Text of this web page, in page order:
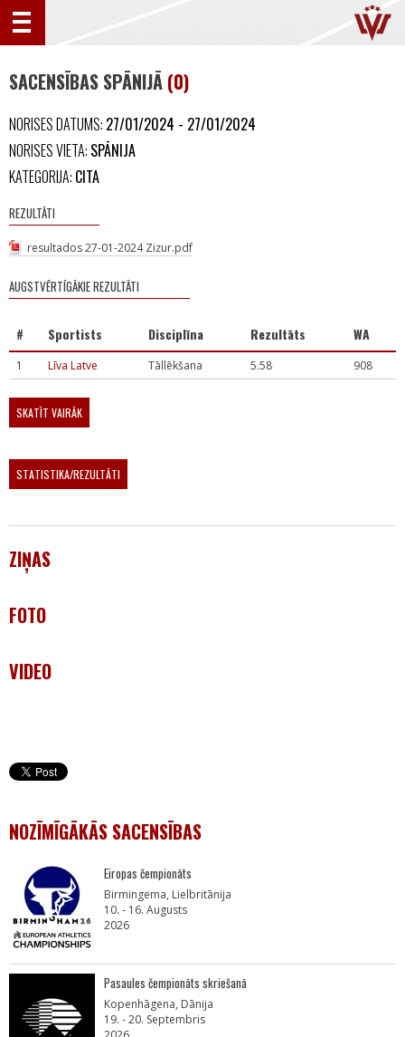
SACENSĪBAS SPĀNIJĀ (0)
NORISES DATUMS: 27/01/2024 - 27/01/2024
NORISES VIETA: SPĀNIJA
KATEGORIJA: CITA
REZULTĀTI
resultados 27-01-2024 Zizur.pdf
AUGSTVĒRTĪGĀKIE REZULTĀTI
# Sportists Disciplīna Rezultāts WA
1 Līva Latve Tāllēkšana 5.58 908
SKATĪT VAIRĀK
STATISTIKA/REZULTĀTI
ZIŅAS
FOTO
VIDEO
NOZĪMĪGĀKĀS SACENSĪBAS
Eiropas čempionāts
Birmingema, Lielbritānija
10. - 16. Augusts
2026
Pasaules čempionāts skriešanā
Kopenhāgena, Dānija
19. - 20. Septembris